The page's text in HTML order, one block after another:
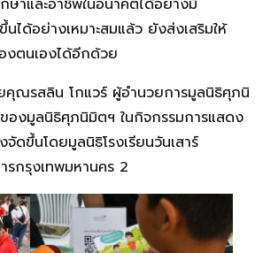
ษาและอาชีพในอนาคตได้อย่างมี
ได้อย่างเหมาะสมแล้ว ยังส่งเสริมให้
งตนเองได้อีกด้วย
คุณรสลิน โกแวร์ ผู้อำนวยการมูลนิธิศุภนิ
องมูลนิธิศุภนิมิตฯ ในกิจกรรมการแสดง
จัดขึ้นโดยมูลนิธิโรงเรียนวันเสาร์
กรุงเทพมหานคร 2